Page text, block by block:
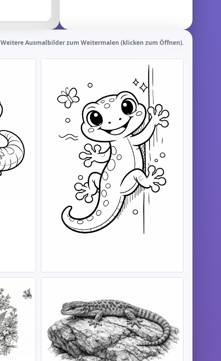
Weitere Ausmalbilder zum Weitermalen (klicken zum Öffnen).